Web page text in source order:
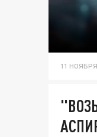
11 НОЯБРЯ